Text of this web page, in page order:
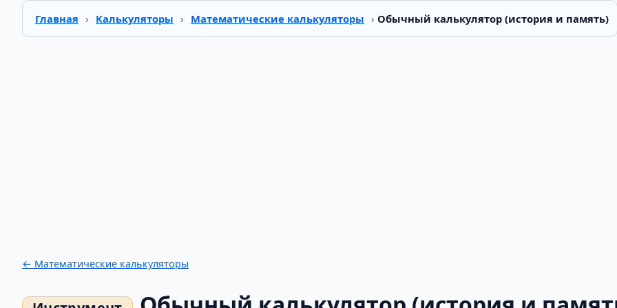
Главная › Калькуляторы › Математические калькуляторы › Обычный калькулятор (история и память)
← Математические калькуляторы